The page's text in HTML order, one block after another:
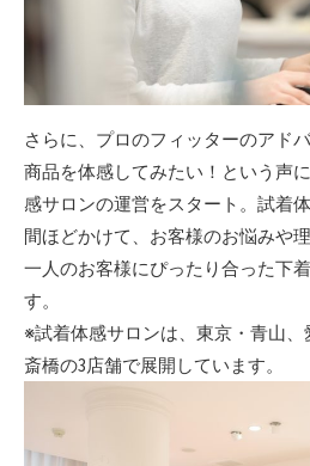
さらに、プロのフィッターのアド
商品を体感してみたい！という声
感サロンの運営をスタート。試着
間ほどかけて、お客様のお悩みや
一人のお客様にぴったり合った下
す。
※試着体感サロンは、東京・青山
斎橋の3店舗で展開しています。